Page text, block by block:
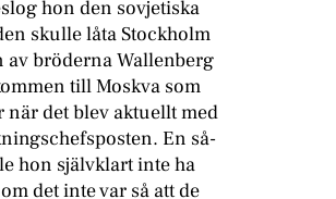
hon den sovjetiska
skulle låta Stockholm
av bröderna Wallenberg
till Moskva som
när det blev aktuellt med
En så-
hon självklart inte ha
det inte var så att de